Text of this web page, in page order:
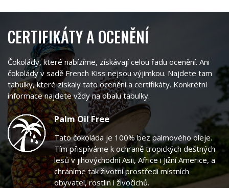
CERTIFIKÁTY A OCENĚNÍ
Čokolády, které nabízíme, získávají celou řadu ocenění. Ani
čokolády v sadě French Kiss nejsou výjimkou. Najdete tam
tabulky, které získaly tato ocenění a certifikáty. Konkrétní
informace najdete vždy na obalu tabulky.
Palm Oil Free
Tato čokoláda je 100% bez palmového oleje.
Tím přispíváme k ochraně tropických deštných
lesů v jihovýchodní Asii, Africe i Jižní Americe, a
chráníme tak životní prostředí místních
obyvatel, rostlin i živočichů.